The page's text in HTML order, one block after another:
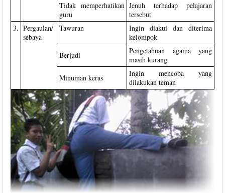
Tidak memperhatikan
guru
Jenuh terhadap pelajaran
tersebut
3. Pergaulan/
sebaya
Tawuran
Ingin diakui dan diterima
kelompok
Berjudi
Pengetahuan agama yang
masih kurang
Minuman keras
Ingin mencoba yang
dilakukan teman